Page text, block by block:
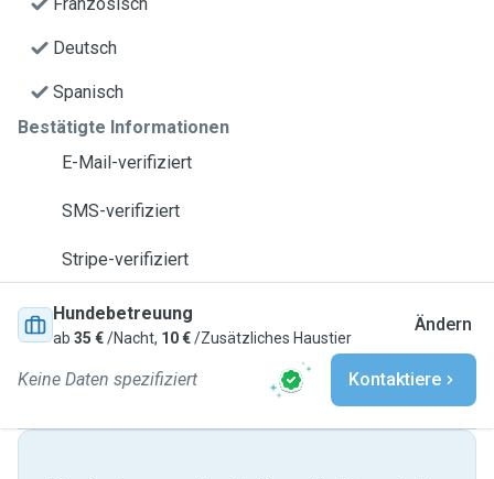
Deutsch
Spanisch
Bestätigte Informationen
E-Mail-verifiziert
SMS-verifiziert
Stripe-verifiziert
Hundebetreuung
ab 35 €/Nacht, 10 €/Zusätzliches Haustier
Ändern
Keine Daten spezifiziert Kontaktiere